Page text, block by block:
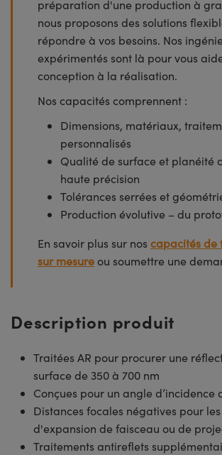
préparation d'une production à
nous proposons des solutions
répondre à vos besoins. Nos
expérimentés sont là pour vous
conception à la réalisation.
Nos capacités comprennent :
Dimensions, matériaux,
personnalisés
Qualité de surface et planéité
haute précision
Tolérances serrées et
Production évolutive – du
En savoir plus sur nos capacités de
sur mesure ou soumettre une
Description produit
Traitées AR pour procurer une
surface de 350 à 700 nm
Conçues pour un angle d’incidence
Distances focales négatives pour
d'expansion de faisceau ou de
Traitements antireflets